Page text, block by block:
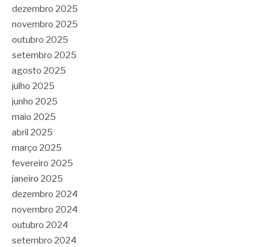
dezembro 2025
novembro 2025
outubro 2025
setembro 2025
agosto 2025
julho 2025
junho 2025
maio 2025
abril 2025
março 2025
fevereiro 2025
janeiro 2025
dezembro 2024
novembro 2024
outubro 2024
setembro 2024